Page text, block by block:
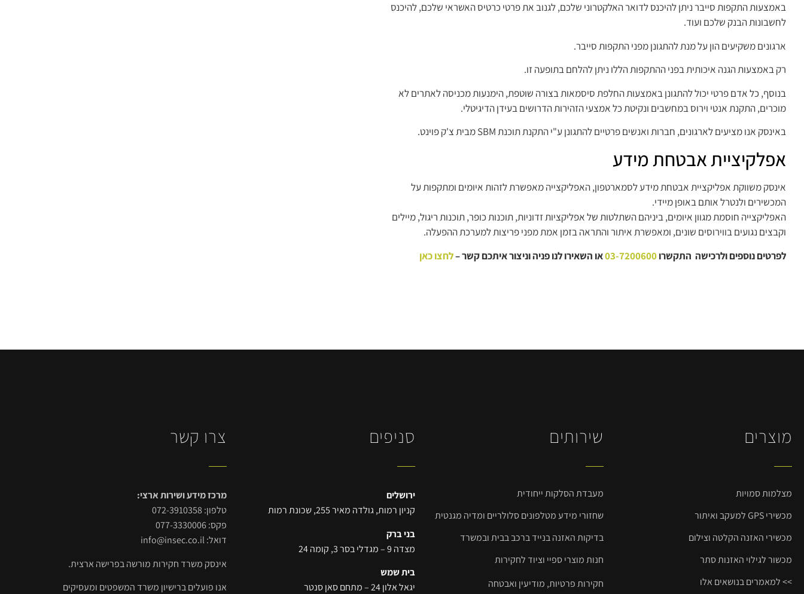
באמצעות התקפות סייבר ניתן להיכנס לדואר האלקטרוני שלכם, לגנוב את פרטי כרטיס האשראי שלכם, להיכנס
לחשבונות הבנק שלכם ועוד.
ארגונים משקיעים הון על מנת להתגונן מפני התקפות סייבר.
רק באמצעות הגנה איכותית בפני ההתקפות הללו ניתן להלחם בתופעה זו.
בנוסף, כל אדם פרטי יכול להתגונן באמצעות החלפת סיסמאות בצורה שוטפת, הימנעות מכניסה לאתרים לא
מוכרים, התקנת אנטי וירוס במחשבים ונקיטת כל אמצעי הזהירות הדרושים בעידן הדיגיטלי.
באינסק אנו מציעים לארגונים, חברות ואנשים פרטיים להתגונן ע"י התקנת תוכנת SBM מבית צ'ק פוינט.
אפלקיציית אבטחת מידע
אינסק משווקת אפליקציית אבטחת מידע לסמארטפון, האפליקצייה מאפשרת לזהות איומים ומתקפות על
המכשירים ולנטרל אותם באופן מיידי.
האפליקצייה חוסמת מגוון איומים, ביניהם השתלטות של אפליקציות זדוניות, תוכנות כופר, תוכנות ריגול, מיילים
וקבצים נגועים בווירוסים שונים, ומאפשרת איתור והתראה בזמן אמת מפני פריצות למערכת ההפעלה.
לפרטים נוספים ולרכישה התקשרו03-7200600או השאירו לנו פניה וניצור איתכם קשר –לחצו כאן
מוצרים
מצלמות סמויות
מכשירי GPS למעקב ואיתור
מכשירי האזנה הקלטה וצילום
מכשור לגילוי האזנות סתר
>> למאמרים בנושאים אלו
שירותים
מעבדת הסלקות ייחודית​
שחזורי מידע מטלפונים סלולריים ומדיה מגנטית​
בדיקות האזנה בנייד ברכב בבית ובמשרד
חנות מוצרי ספיי וציוד לחקירות
חקירות פרטיות, מודיעין ואבטחה
סניפים
ירושלים
קניון רמות, גולדה מאיר 255, שכונת רמות
בני ברק
מצדה 9 – מגדלי בסר 3, קומה 24
בית שמש
יגאל אלון 24 – מתחם סאן סנטר
צרו קשר
מרכז מידע ושירות ארצי:
טלפון: 072-3910358
פקס: 077-3330006
דואל: info@insec.co.il
אינסק משרד חקירות מורשה בפרישה ארצית.
אנו פועלים ברישיון משרד המשפטים ומעסיקים